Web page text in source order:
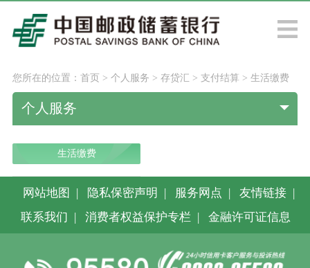
您所在的位置： 首页> 个人服务 > 存贷汇 > 支付结算 > 生活缴费
个人服务
生活缴费
网站地图 | 隐私保密声明 | 服务网点 | 友情链接 |
联系我们 | 消费者权益保护专栏 | 金融许可证信息